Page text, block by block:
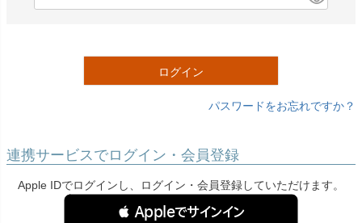
ログイン
パスワードをお忘れですか？
連携サービスでログイン・会員登録
Apple IDでログインし、ログイン・会員登録していただけます。
 Appleでサインイン